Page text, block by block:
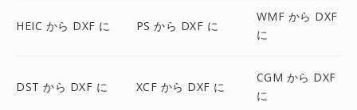
HEIC から DXF に PS から DXF に
WMF から DXF
に
DST から DXF に XCF から DXF に
CGM から DXF
に